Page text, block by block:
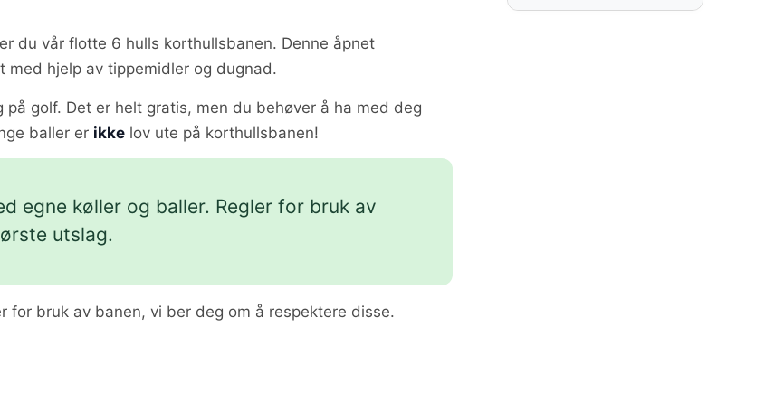
du vår flotte 6 hulls korthullsbanen. Denne åpnet
med hjelp av tippemidler og dugnad.
på golf. Det er helt gratis, men du behøver å ha med deg
baller er ikkelov ute på korthullsbanen!
egne køller og baller. Regler for bruk av
utslag.
for bruk av banen, vi ber deg om å respektere disse.